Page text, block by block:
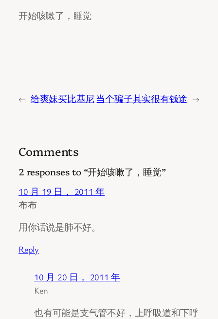
开始咳嗽了，睡觉
← 给爽妹买比基尼当个骗子其实很有钱途 →
Comments
2 responses to “开始咳嗽了，睡觉”
10 月 19 日， 2011 年
布布
用你话说是肺不好。
Reply
10 月 20 日， 2011 年
Ken
也有可能是支气管不好，上呼吸道和下呼